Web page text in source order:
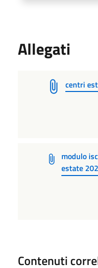
Allegati
centri
modulo
estate
Contenuti